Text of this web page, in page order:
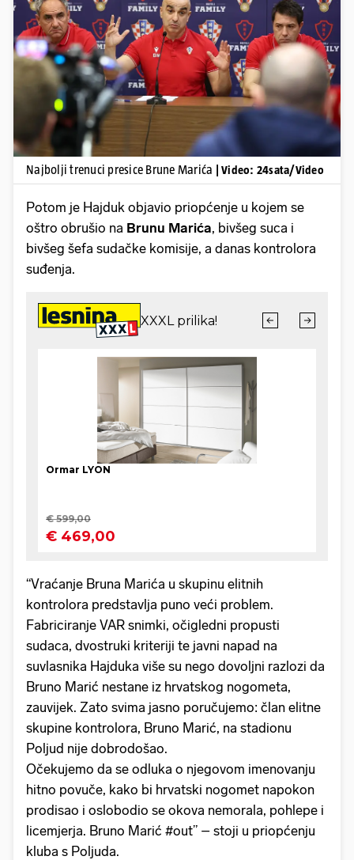
Pokretanje videa...
Najbolji trenuci presice Brune Marića | Video: 24sata/Video
Potom je Hajduk objavio priopćenje u kojem se
oštro obrušio na Brunu Marića, bivšeg suca i
bivšeg šefa sudačke komisije, a danas kontrolora
suđenja.
“Vraćanje Bruna Marića u skupinu elitnih
kontrolora predstavlja puno veći problem.
Fabriciranje VAR snimki, očigledni propusti
sudaca, dvostruki kriteriji te javni napad na
suvlasnika Hajduka više su nego dovoljni razlozi da
Bruno Marić nestane iz hrvatskog nogometa,
zauvijek. Zato svima jasno poručujemo: član elitne
skupine kontrolora, Bruno Marić, na stadionu
Poljud nije dobrodošao.
Očekujemo da se odluka o njegovom imenovanju
hitno povuče, kako bi hrvatski nogomet napokon
prodisao i oslobodio se okova nemorala, pohlepe i
licemjerja. Bruno Marić #out” – stoji u priopćenju
kluba s Poljuda.